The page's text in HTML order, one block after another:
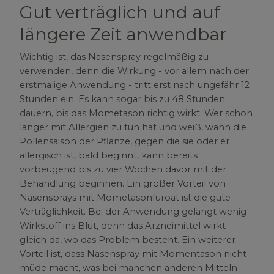
Gut verträglich und auf
längere Zeit anwendbar
Wichtig ist, das Nasenspray regelmäßig zu
verwenden, denn die Wirkung - vor allem nach der
erstmalige Anwendung - tritt erst nach ungefähr 12
Stunden ein. Es kann sogar bis zu 48 Stunden
dauern, bis das Mometason richtig wirkt. Wer schon
länger mit Allergien zu tun hat und weiß, wann die
Pollensaison der Pflanze, gegen die sie oder er
allergisch ist, bald beginnt, kann bereits
vorbeugend bis zu vier Wochen davor mit der
Behandlung beginnen. Ein großer Vorteil von
Nasensprays mit Mometasonfuroat ist die gute
Verträglichkeit. Bei der Anwendung gelangt wenig
Wirkstoff ins Blut, denn das Arzneimittel wirkt
gleich da, wo das Problem besteht. Ein weiterer
Vorteil ist, dass Nasenspray mit Momentason nicht
müde macht, was bei manchen anderen Mitteln